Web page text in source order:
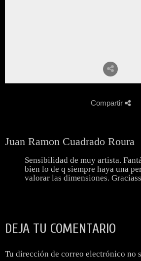
Compartir
Juan Ramon Cuadrado Roura
Sensibilidad de muy artista.
bien lo de q siempre haya una
valorar las dimensiones.
DEJA TU COMENTARIO
Tu dirección de correo electrónico no